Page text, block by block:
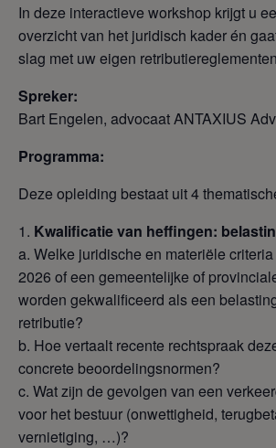
In deze interactieve workshop krijgt u
overzicht van het juridisch kader én
slag met uw eigen
Spreker:
Bart Engelen, advocaat ANTAXIUS
Programma:
Deze opleiding bestaat uit 4
Kwalificatie van heffingen:
a. Welke juridische en materiële
2026 of een gemeentelijke of
worden gekwalificeerd als een
retributie?
b. Hoe vertaalt recente rechtspraak
concrete beoordelingsnormen?
c. Wat zijn de gevolgen van een
voor het bestuur (onwettigheid,
vernietiging, …)?